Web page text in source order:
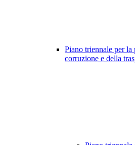
Piano triennale per la
corruzione e della